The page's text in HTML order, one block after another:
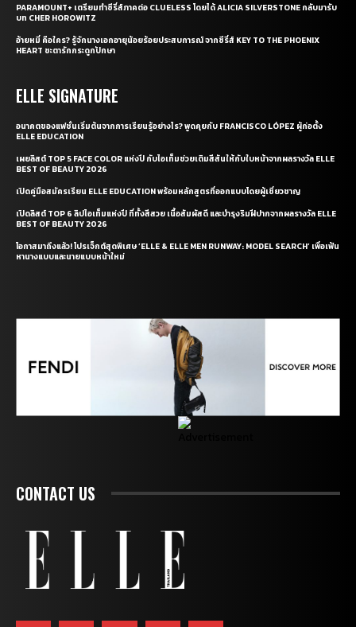
PARAMOUNT+ เตรียมทำซีรี่ส์ภาคต่อ CLUELESS โดยได้ ALICIA SILVERSTONE กลับมารับ
บท CHER HOROWITZ
อ้ายหมี่ คือใคร? รู้จักนางเอกอายุน้อยร้อยประสบการณ์ จากซีรี่ส์ KEY TO THE PHOENIX
HEART ชะตารักกระดูกปักษา
ELLE SIGNATURE
อนาคตของแฟชั่นเริ่มต้นจากการเรียนรู้อย่างไร? พูดคุยกับ FRANCISCO LÓPEZ ผู้ก่อตั้ง
ELLE EDUCATION
เผยลิสต์ TOP 5 FACE COLOR แห่งปี กับไอเท็มช่วยเติมสีสันให้กับใบหน้าจากผลรางวัล ELLE
BEST OF BEAUTY 2026
เปิดคู่มือสมัครเรียน ELLE EDUCATION พร้อมหลักสูตรที่ออกแบบโดยผู้เชี่ยวชาญ
เปิดลิสต์ TOP 6 ลิปไอเท็มแห่งปี ที่ทั้งสีสวย เนื้อสัมผัสดี และบำรุงริมฝีปากจากผลรางวัล ELLE
BEST OF BEAUTY 2026
โอกาสมาถึงแล้ว! โปรเจ็กต์สุดพิเศษ ‘ELLE & ELLE MEN RUNWAY: MODEL SEARCH’ เพื่อเฟ้น
หานางแบบและนายแบบหน้าใหม่
CONTACT US